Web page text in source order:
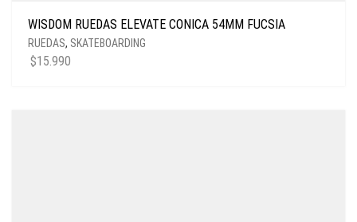
WISDOM RUEDAS ELEVATE CONICA 54MM FUCSIA
RUEDAS, SKATEBOARDING
$15.990